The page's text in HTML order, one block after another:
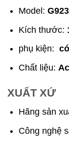
Model:
Kích thước:
phụ kiện:
Chất liệu:
XUẤT XỨ
Hãng sản
Công nghệ